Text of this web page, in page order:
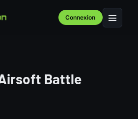
Connexion Menu
Battle